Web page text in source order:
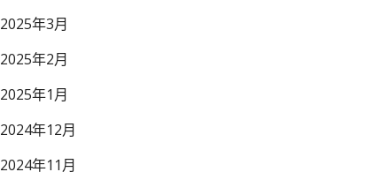
2025年3月
2025年2月
2025年1月
2024年12月
2024年11月